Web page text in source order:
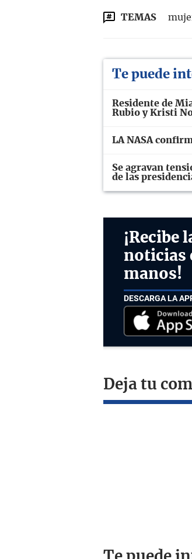
TEMAS
Te puede
Residente de
Rubio y Kristi
LA NASA
Se agravan
de las
¡Recibe
noticias
manos!
DESCARGA LA
Deja tu